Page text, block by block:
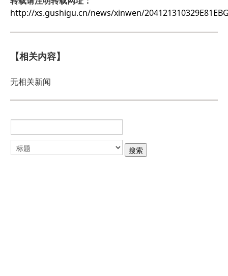
http://xs.gushigu.cn/news/xinwen/
【相关内容】
无相关新闻